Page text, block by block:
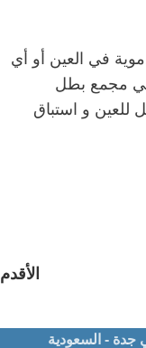
في العين أو أي
مجمع بطل
للعين و استباق
الأقدم
- السعودية